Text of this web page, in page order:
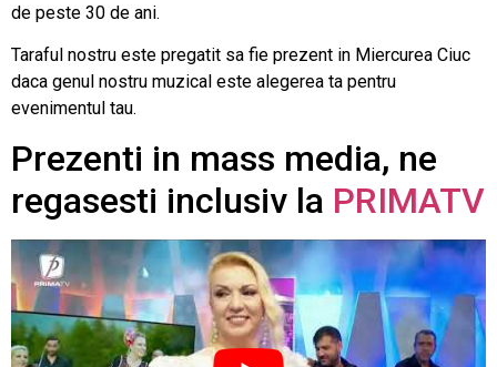
de peste 30 de ani.
Taraful nostru este pregatit sa fie prezent in Miercurea Ciuc
daca genul nostru muzical este alegerea ta pentru
evenimentul tau.
Prezenti in mass media, ne
regasesti inclusiv la PRIMATV